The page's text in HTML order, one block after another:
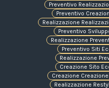
Preventivo
Preventivo
Realizzazione
Preventivo
Realizzazione
Preventivo Siti
Realizzazione
Creazione Sito
Creazione
Realizzazione